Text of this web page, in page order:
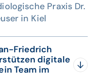
Praxis Dr.
in Kiel
Friedrich
digitale
Team im